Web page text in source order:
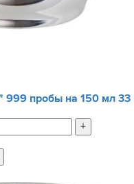
999 пробы на 150 мл 33
+